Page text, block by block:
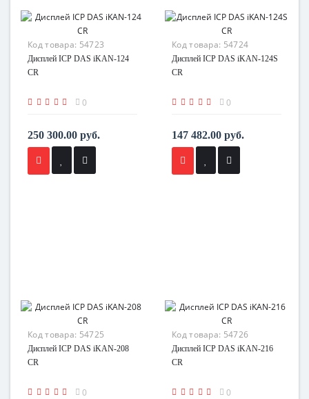
Код товара: 54723
Дисплей ICP DAS iKAN-124
CR
0
250 300.00 руб.
Код товара: 54724
Дисплей ICP DAS iKAN-124S
CR
0
147 482.00 руб.
Код товара: 54725
Дисплей ICP DAS iKAN-208
CR
0
Код товара: 54726
Дисплей ICP DAS iKAN-216
CR
0